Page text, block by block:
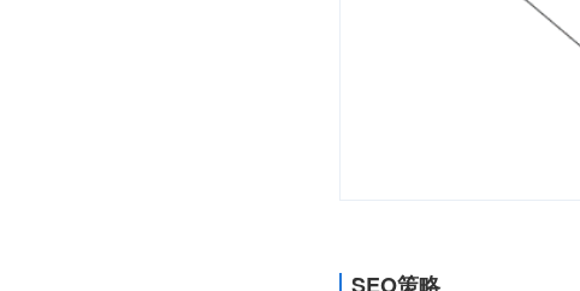
SEO策略